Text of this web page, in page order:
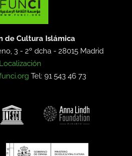
de Cultura Islámica
3 - 2º dcha -28015 Madrid
Localización
Tel: 91 543 46 73